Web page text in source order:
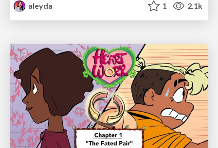
aleyda
1 2.1k